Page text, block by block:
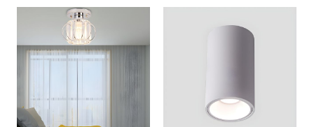
seguimiento - 110 A 120 V
Marrón 110 A 120 V 48,26